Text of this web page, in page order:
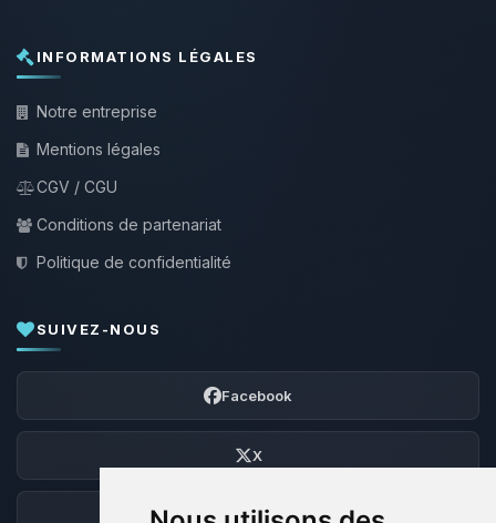
INFORMATIONS LÉGALES
Notre entreprise
Mentions légales
CGV / CGU
Conditions de partenariat
Politique de confidentialité
SUIVEZ-NOUS
Facebook
X
Discord